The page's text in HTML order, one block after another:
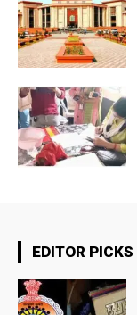
EDITOR PICKS